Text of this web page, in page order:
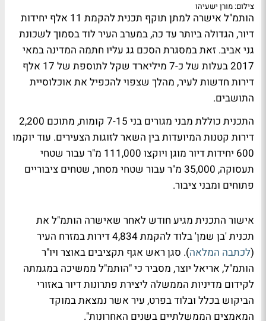
צילום: מורן ישעיהו
הותמ"ל אישרה למתן תוקף תכנית להקמת 11 אלף יחידות
דיור, הגדולה ביותר עד כה, במערב העיר לוד בסמוך לשכונת
גני אביב. זאת במסגרת הסכם גג עליו חתמה המדינה במאי
2017 בעלות של כ-7 מיליארד שקל לתוספת של 17 אלף
דירות חדשות לעיר, מהלך שצפוי להכפיל את אוכלוסיית
התושבים.
התכנית כוללת מבני מגורים בני 7-15 קומות, מתוכם 2,200
דירות קטנות המיועדות בין השאר לזוגות הצעירים. עוד יוקמו
600 יחידות דיור מוגן ויוקצו 111,000 מ"ר עבור שטחי
תעסוקה, 35,000 מ"ר עבור שטחי מסחר, שטחים ציבוריים
פתוחים ומבני ציבור.
אישור התכנית מגיע חודש לאחר שאישרה הותמ"ל את
תכנית 'בן שמן' בלוד להקמת 4,834 דירות במזרח העיר
(לכתבה המלאה). סגן ראש אגף תקציבים באוצר ויו"ר
הותמ"ל, אריאל יוצר, מסביר כי "הותמ"ל ממשיכה במגמתה
לקידום מדיניות הממשלה ליצירת פתרונות דיור באזורי
הביקוש בכלל ובלוד בפרט, עיר אשר נמצאת במוקד
המאמצים הממשלתיים בשנים האחרונות".